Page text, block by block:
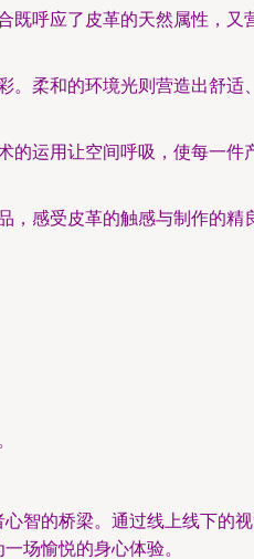
既呼应了皮革的天然属性，又
。柔和的环境光则营造出舒适
的运用让空间呼吸，使每一件
，感受皮革的触感与制作的精
智的桥梁。通过线上线下的视
场愉悦的身心体验。